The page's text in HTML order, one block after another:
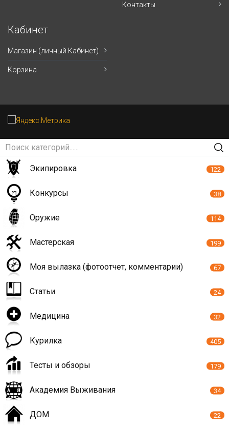
Контакты
Кабинет
Магазин (личный Кабинет)
Корзина
Экипировка 122
Конкурсы 38
Оружие 114
Мастерская 199
Моя вылазка (фотоотчет, комментарии) 67
Статьи 24
Медицина 32
Курилка 405
Тесты и обзоры 179
Академия Выживания 34
ДОМ 22